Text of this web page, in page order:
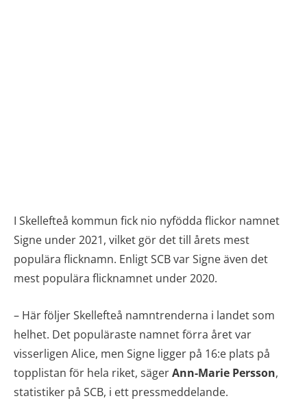
I Skellefteå kommun fick nio nyfödda flickor namnet
Signe under 2021, vilket gör det till årets mest
populära flicknamn. Enligt SCB var Signe även det
mest populära flicknamnet under 2020.
– Här följer Skellefteå namntrenderna i landet som
helhet. Det populäraste namnet förra året var
visserligen Alice, men Signe ligger på 16:e plats på
topplistan för hela riket, sägerAnn-Marie Persson,
statistiker på SCB, i ett pressmeddelande.